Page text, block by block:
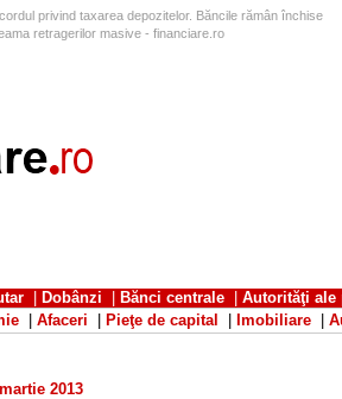
privind taxarea depozitelor. Băncile rămân închise
retragerilor masive - financiare.ro
Dobânzi Bănci centrale
Autorităţi ale
Afaceri Pieţe de capital Imobiliare
2013